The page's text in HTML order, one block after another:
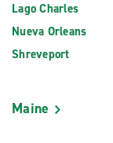
Lago Charles
Nueva Orleans
Shreveport
Maine